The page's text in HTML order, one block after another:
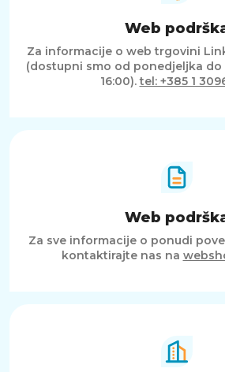
Web
Za informacije o web trgovini
(dostupni smo od ponedjeljka do
16:00).tel: +385 1
Web
Za sve informacije o ponudi
kontaktirajte nas na